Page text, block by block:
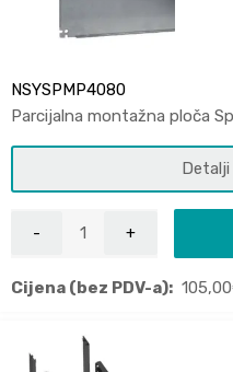
NSYSPMP4080
Parcijalna montažna ploča
Cijena (bez PDV-a): 105,00